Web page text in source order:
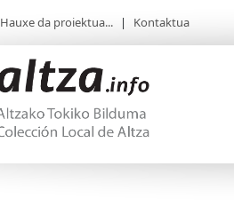
Hauxe da proiektua... | Kontaktua